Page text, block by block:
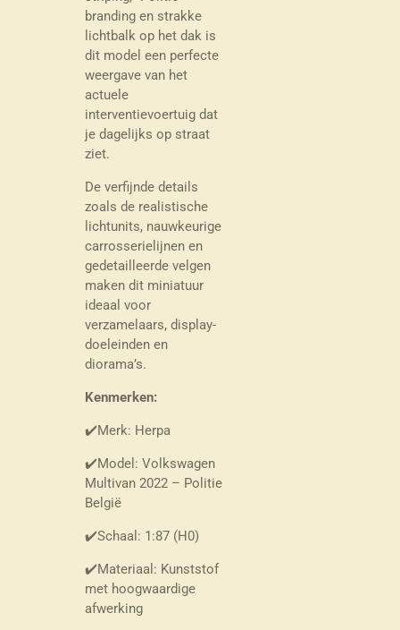
branding en strakke
lichtbalk op het dak is
dit model een perfecte
weergave van het
actuele
interventievoertuig dat
je dagelijks op straat
ziet.
De verfijnde details
zoals de realistische
lichtunits, nauwkeurige
carrosserielijnen en
gedetailleerde velgen
maken dit miniatuur
ideaal voor
verzamelaars, display-
doeleinden en
diorama’s.
Kenmerken:
✔️Merk: Herpa
✔️Model: Volkswagen
Multivan 2022 – Politie
België
✔️Schaal: 1:87 (H0)
✔️Materiaal: Kunststof
met hoogwaardige
afwerking